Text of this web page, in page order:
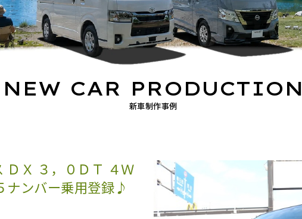
新車制作事例
NEW CAR PRODUCTION
Ｘ ３，０ＤＴ ４Ｗ
ナンバー乗用登録♪